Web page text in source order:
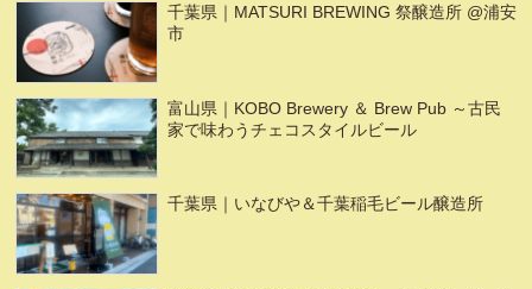
千葉県｜MATSURI BREWING 祭醸造所 @浦安
市
富山県｜KOBO Brewery ＆ Brew Pub ～古民
家で味わうチェコスタイルビール
千葉県｜いなびや＆千葉稲毛ビール醸造所